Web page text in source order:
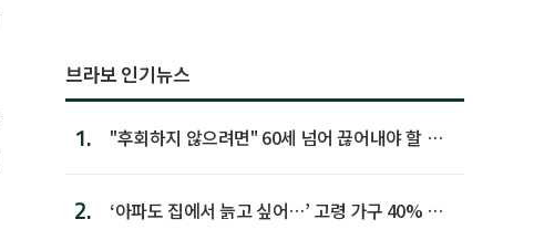
브라보 인기뉴스
1.
"후회하지 않으려면" 60세 넘어 끊어내야 할 사
2.
‘아파도 집에서 늙고 싶어…’ 고령 가구 40% 노